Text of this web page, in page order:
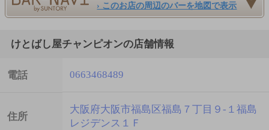
› このお店の周辺のバーを地図で表示
けとばし屋チャンピオンの店舗情報
電話 0663468489
住所
大阪府大阪市福島区福島７丁目９-１福島
レジデンス１Ｆ